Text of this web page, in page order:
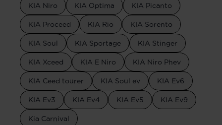
KIA Niro KIA Optima KIA Picanto
KIA Proceed KIA Rio KIA Sorento
KIA Soul KIA Sportage KIA Stinger
KIA Xceed KIA E Niro KIA Niro Phev
KIA Ceed tourer KIA Soul ev KIA Ev6
KIA Ev3 KIA Ev4 KIA Ev5 KIA Ev9
Kia Carnival